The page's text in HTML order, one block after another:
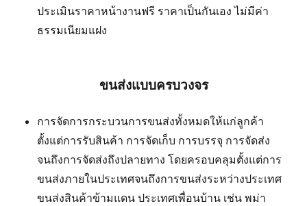
ประเมินราคาหน้างานฟรี ราคาเป็นกันเอง ไม่มีค่า
ธรรมเนียมแฝง
ขนส่งแบบครบวงจร
การจัดการกระบวนการขนส่งทั้งหมดให้แก่ลูกค้า
ตั้งแต่การรับสินค้า การจัดเก็บ การบรรจุ การจัดส่ง
จนถึงการจัดส่งถึงปลายทาง โดยครอบคลุมตั้งแต่การ
ขนส่งภายในประเทศจนถึงการขนส่งระหว่างประเทศ
ขนส่งสินค้าข้ามแดน ประเทศเพื่อนบ้าน เช่น พม่า